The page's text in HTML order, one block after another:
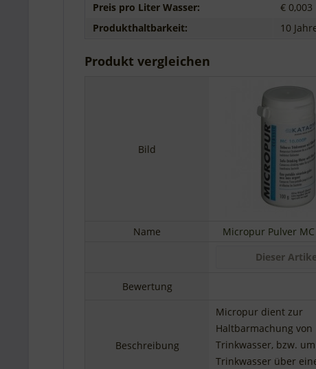
Preis pro Liter Wasser:
€ 0,003
Produkthaltbarkeit:
10
Produkt vergleichen
Bild
Name Micropur Pulver MC
Dieser
Bewertung
Beschreibung
Micropur dient zur
Haltbarmachung von
Trinkwasser, bzw. um
Trinkwasser über